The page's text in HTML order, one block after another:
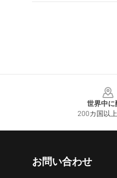
世界中に
200カ国以
お問い合わせ